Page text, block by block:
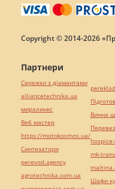
Copyright © 2014-2026
Партнери
Сережки з діамантами
alliancetechnika.ua
миралинкс
Веб мастер
https://motokosmos.ua/
Синтезатори
perevod.agency
agrotechnika.com.ua
Винна
mk-
Шафи